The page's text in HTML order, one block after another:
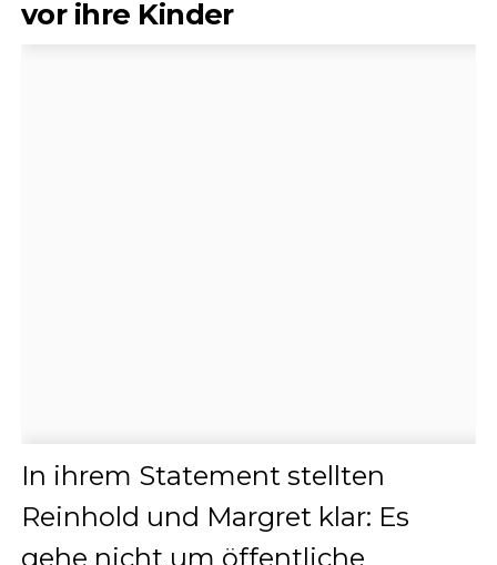
vor ihre Kinder
In ihrem Statement stellten
Reinhold und Margret klar: Es
gehe nicht um öffentliche